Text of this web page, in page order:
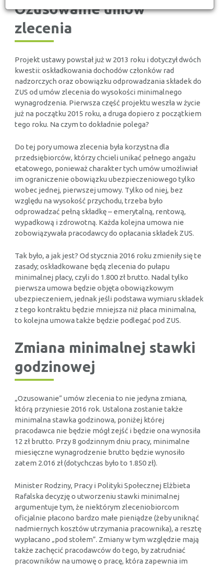
Ozusowanie umów
zlecenia
Projekt ustawy powstał już w 2013 roku i dotyczył dwóch
kwestii: oskładkowania dochodów członków rad
nadzorczych oraz obowiązku odprowadzania składek do
ZUS od umów zlecenia do wysokości minimalnego
wynagrodzenia. Pierwsza część projektu weszła w życie
już na początku 2015 roku, a druga dopiero z początkiem
tego roku. Na czym to dokładnie polega?
Do tej pory umowa zlecenia była korzystna dla
przedsiębiorców, którzy chcieli unikać pełnego angażu
etatowego, ponieważ charakter tych umów umożliwiał
im ograniczenie obowiązku ubezpieczeniowego tylko
wobec jednej, pierwszej umowy. Tylko od niej, bez
względu na wysokość przychodu, trzeba było
odprowadzać pełną składkę – emerytalną, rentową,
wypadkową i zdrowotną. Każda kolejna umowa nie
zobowiązywała pracodawcy do opłacania składek ZUS.
Tak było, a jak jest? Od stycznia 2016 roku zmieniły się te
zasady; oskładkowane będą zlecenia do pułapu
minimalnej płacy, czyli do 1.800 zł brutto. Nadal tylko
pierwsza umowa będzie objęta obowiązkowym
ubezpieczeniem, jednak jeśli podstawa wymiaru składek
z tego kontraktu będzie mniejsza niż płaca minimalna,
to kolejna umowa także będzie podlegać pod ZUS.
Zmiana minimalnej stawki
godzinowej
„Ozusowanie” umów zlecenia to nie jedyna zmiana,
którą przyniesie 2016 rok. Ustalona zostanie także
minimalna stawka godzinowa, poniżej której
pracodawca nie będzie mógł zejść i będzie ona wynosiła
12 zł brutto. Przy 8 godzinnym dniu pracy, minimalne
miesięczne wynagrodzenie brutto będzie wynosiło
zatem 2.016 zł (dotychczas było to 1.850 zł).
Minister Rodziny, Pracy i Polityki Społecznej Elżbieta
Rafalska decyzję o utworzeniu stawki minimalnej
argumentuje tym, że niektórym zleceniobiorcom
oficjalnie płacono bardzo małe pieniądze (żeby uniknąć
nadmiernych kosztów utrzymania pracownika), a resztę
wypłacano „pod stołem”. Zmiany w tym względzie mają
także zachęcić pracodawców do tego, by zatrudniać
pracowników na umowę o pracę, która zapewnia im